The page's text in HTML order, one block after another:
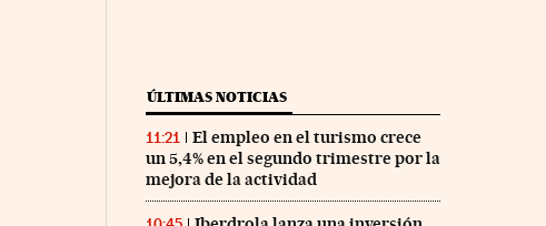
ÚLTIMAS NOTICIAS
11:21
El empleo en el turismo crece
un 5,4% en el segundo trimestre por la
mejora de la actividad